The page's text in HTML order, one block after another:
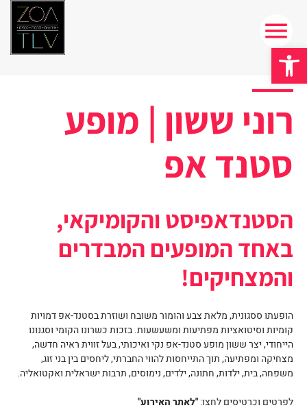
פתח סרגל נגישות
רוני ששון | מופע
סטנד אפ
הסטנדאפיסט והקומיקאי,
באחד המופעים המבדרים
והמצחיקים!
הופעתו ססגונית, מלאת צבע והומור משובח ושוזרת בסטנד-אפ דמויות
קומיות וסיטואציות מפתיעות ומשעשעות. בזכות כשרונו הקומי וסגנונו
הייחודי, יצר ששון מופע סטנד-אפ נקי ואיכותי, בעל זווית ראיה חדשה,
מצחיקה ומפתיעה, תוך התייחסות להווי החברתי, ליחסים בין בני זוג,
משפחה, בית, ילדות, חתונה, ילדים, נימוסים, תרבות ישראלית ואקטואליה.
לפרטים וכרטיסים לחצו:"לאתר האירוע"